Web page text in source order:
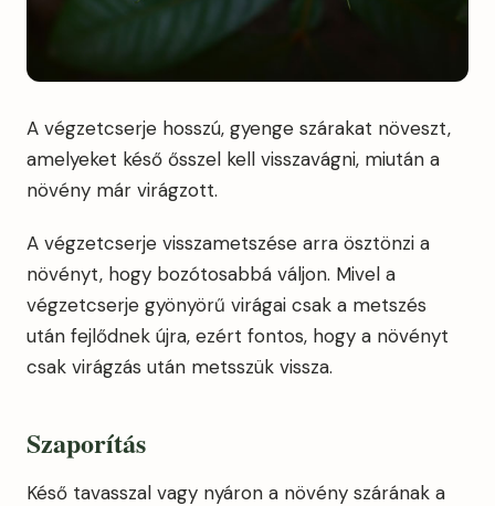
A végzetcserje hosszú, gyenge szárakat növeszt,
amelyeket késő ősszel kell visszavágni, miután a
növény már virágzott.
A végzetcserje visszametszése arra ösztönzi a
növényt, hogy bozótosabbá váljon. Mivel a
végzetcserje gyönyörű virágai csak a metszés
után fejlődnek újra, ezért fontos, hogy a növényt
csak virágzás után metsszük vissza.
Szaporítás
Késő tavasszal vagy nyáron a növény szárának a